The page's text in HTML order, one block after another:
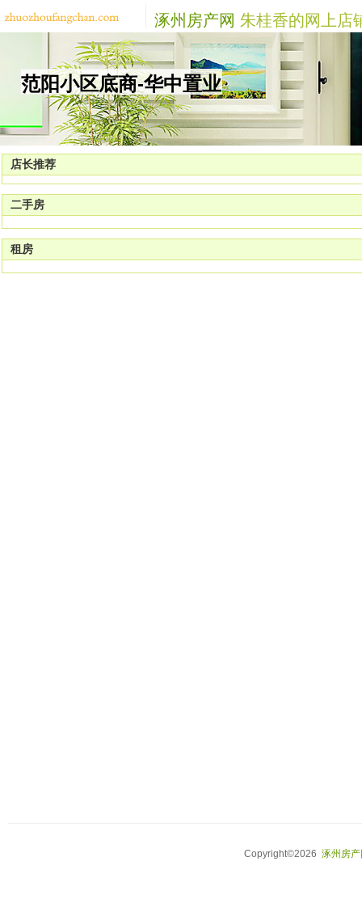
涿州房产网 朱桂香的网上店
范阳小区底商-华中置业
店长推荐
二手房
租房
Copyright©2026 涿州房